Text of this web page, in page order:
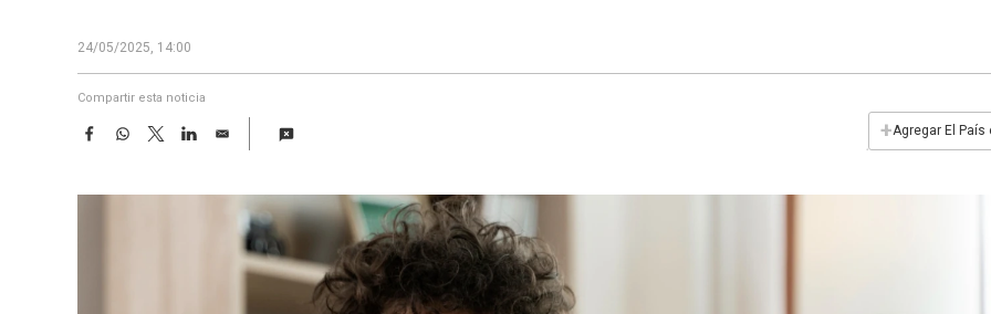
24/05/2025, 14:00
Compartir esta noticia
F
e
W
t
T
w
t
L
k
E
i
+Agregar El País